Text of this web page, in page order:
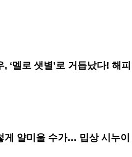
, ‘멜로 샛별’로 거듭났다! 해피
게 얄미울 수가… 밉상 시누이